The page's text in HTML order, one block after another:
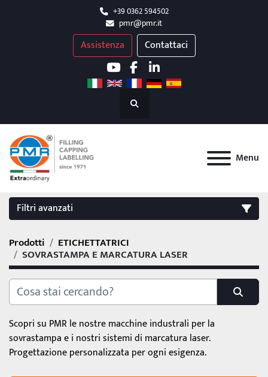
+39 0362 594502
pmr@pmr.it
Assistenza Contattaci
youtube
facebook
linkedin
Cerca
Menu
Filtri avanzati
FILTRI(2)
ETICHETTATRICI
SOVRASTAMPA E MARCATURA LASER
CATEGORIA
Prodotti ETICHETTATRICI
SOVRASTAMPA E MARCATURA LASER
Scopri su PMR le nostre macchine industrali per la
sovrastampa e i nostri sistemi di marcatura laser.
Progettazione personalizzata per ogni esigenza.